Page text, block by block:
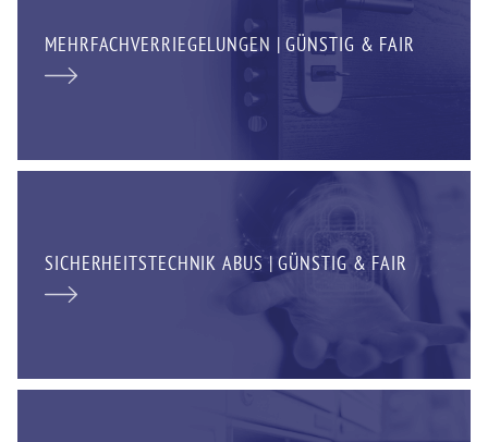
MEHRFACHVERRIEGELUNGEN | GÜNSTIG & FAIR
SICHERHEITSTECHNIK ABUS | GÜNSTIG & FAIR